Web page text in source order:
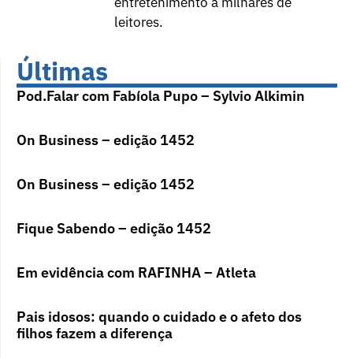
leitores.
Últimas
Pod.Falar com Fabíola Pupo – Sylvio Alkimin
On Business – edição 1452
On Business – edição 1452
Fique Sabendo – edição 1452
Em evidência com RAFINHA – Atleta
Pais idosos: quando o cuidado e o afeto dos
filhos fazem a diferença